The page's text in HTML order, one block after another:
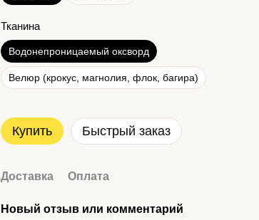
Тканина
Водонепроницаемый оксворд
Велюр (крокус, магнолия, флок, багира)
Купить Быстрый заказ
Доставка Оплата
Новый отзыв или комментарий